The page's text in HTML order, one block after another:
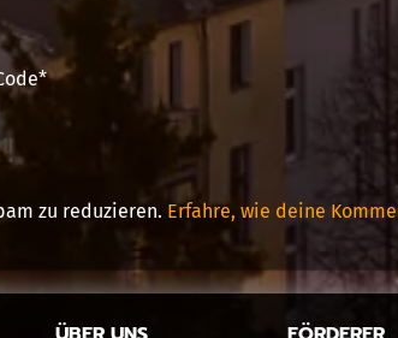
*
zu reduzieren. Erfahre, wie deine